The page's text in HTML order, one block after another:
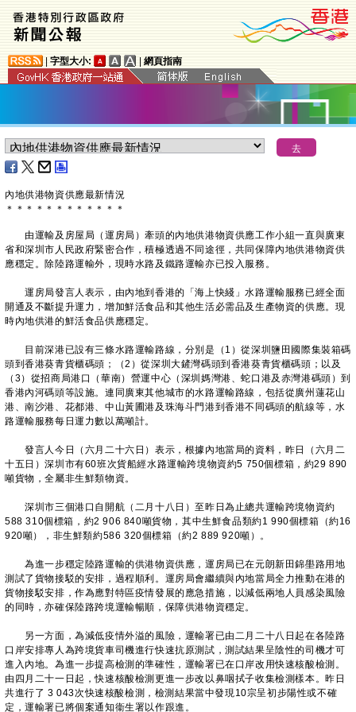
字型大小: 網頁指南
內地供港物資供應最新情況
＊ ＊ ＊ ＊ ＊ ＊ ＊ ＊ ＊ ＊ ＊ ＊
​由運輸及房屋局（運房局）牽頭的內地供港物資供應工作小組一直與廣東
省和深圳市人民政府緊密合作，積極透過不同途徑，共同保障內地供港物資供
應穩定。除陸路運輸外，現時水路及鐵路運輸亦已投入服務。
運房局發言人表示，由內地到香港的「海上快綫」水路運輸服務已經全面
開通及不斷提升運力，增加鮮活食品和其他生活必需品及生產物資的供應。現
時內地供港的鮮活食品供應穩定。
目前深港已設有三條水路運輸路線，分別是（1）從深圳鹽田國際集裝箱碼
頭到香港葵青貨櫃碼頭；（2）從深圳大鏟灣碼頭到香港葵青貨櫃碼頭；以及
（3）從招商局港口（華南）營運中心（深圳媽灣港、蛇口港及赤灣港碼頭）到
香港內河碼頭等設施。連同廣東其他城市的水路運輸路線，包括從廣州蓮花山
港、南沙港、花都港、中山黃圃港及珠海斗門港到香港不同碼頭的航線等，水
路運輸服務每日運力數以萬噸計。
發言人今日（六月二十六日）表示，根據內地當局的資料，昨日（六月二
十五日）深圳市有60班次貨船經水路運輸跨境物資約5 750個標箱，約29 890
噸貨物，全屬非生鮮類物資。
深圳市三個港口自開航（二月十八日）至昨日為止總共運輸跨境物資約
588 310個標箱，約2 906 840噸貨物，其中生鮮食品類約1 990個標箱（約16
920噸），非生鮮類約586 320個標箱（約2 889 920噸）。
為進一步穩定陸路運輸的供港物資供應，運房局已在元朗新田錦壆路用地
測試了貨物接駁的安排，過程順利。運房局會繼續與內地當局全力推動在港的
貨物接駁安排，作為應對特區疫情發展的應急措施，以減低兩地人員感染風險
的同時，亦確保陸路跨境運輸暢順，保障供港物資穩定。
另一方面，為減低疫情外溢的風險，運輸署已由二月二十八日起在各陸路
口岸安排專人為跨境貨車司機進行快速抗原測試，測試結果呈陰性的司機才可
進入內地。為進一步提高檢測的準確性，運輸署已在口岸改用快速核酸檢測。
由四月二十一日起，快速核酸檢測更進一步改以鼻咽拭子收集檢測樣本。昨日
共進行了 3 043次快速核酸檢測，檢測結果當中發現10宗呈初步陽性或不確
定，運輸署已將個案通知衞生署以作跟進。